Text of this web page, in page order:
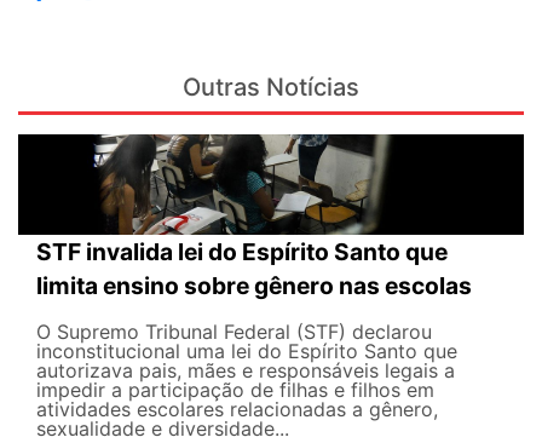
Outras Notícias
STF invalida lei do Espírito Santo que
limita ensino sobre gênero nas escolas
O Supremo Tribunal Federal (STF) declarou
inconstitucional uma lei do Espírito Santo que
autorizava pais, mães e responsáveis legais ​​a
impedir a participação de filhas e filhos em
atividades escolares relacionadas a gênero,
sexualidade e diversidade...